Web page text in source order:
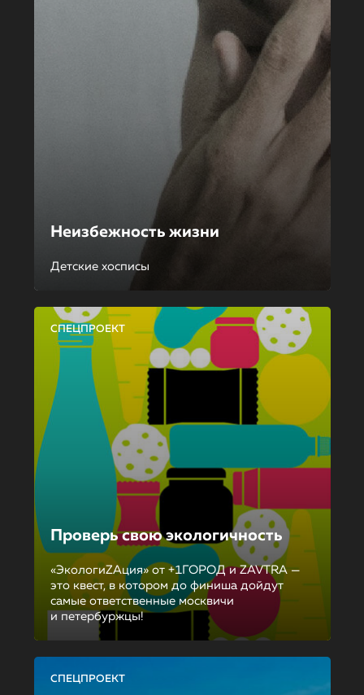
Неизбежность жизни
Детские хосписы
СПЕЦПРОЕКТ
Проверь свою экологичность
«ЭкологиZAция» от +1ГОРОД и ZAVTRA —
это квест, в котором до финиша дойдут
самые ответственные москвичи
и петербуржцы!
СПЕЦПРОЕКТ